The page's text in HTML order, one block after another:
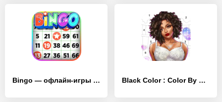
Bingo — офлайн-игры Bingo - [MOD Бесконечные деньги] Black Color : Color By Number - [MOD Бесконечные монеты]